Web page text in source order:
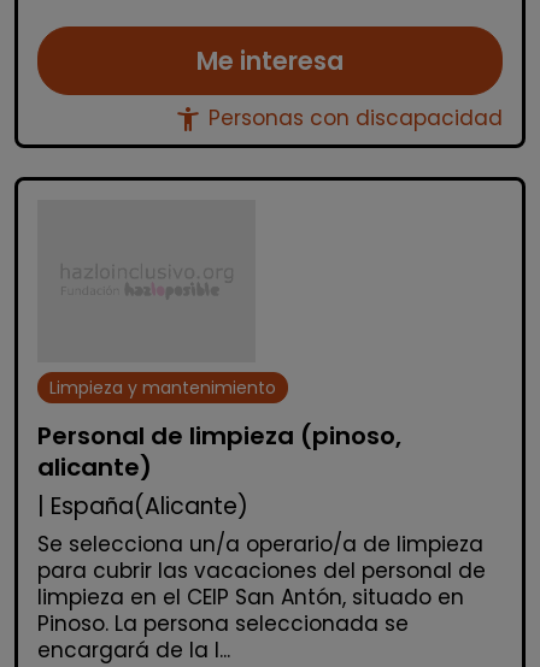
Me interesa
accessibility_new Personas con discapacidad
Limpieza y mantenimiento
Personal de limpieza (pinoso,
alicante)
| España(Alicante)
Se selecciona un/a operario/a de limpieza
para cubrir las vacaciones del personal de
limpieza en el CEIP San Antón, situado en
Pinoso. La persona seleccionada se
encargará de la l...